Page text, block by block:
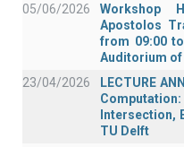
05/06/2026
Workshop
Apostolos
from 09:00
Auditorium of
23/04/2026
LECTURE
Intersection,
TU Delft